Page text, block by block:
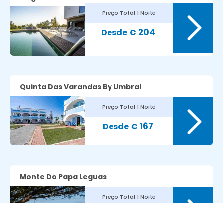
Avaliação dos nossos clientes:7.7
Avaliação dos nossos clientes:8.8
Preço Total 1 Noite
€ 204
Quinta Das Varandas By Umbral
Preço Total 1 Noite
€ 167
Monte Do Papa Leguas
Preço Total 1 Noite